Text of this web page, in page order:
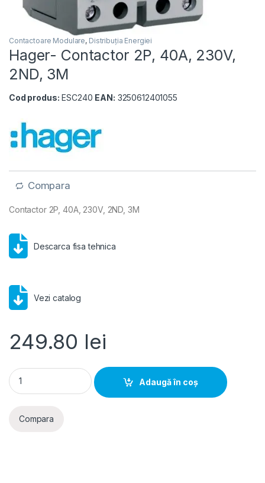
Contactoare Modulare, Distribuția Energiei
Hager- Contactor 2P, 40A, 230V,
2ND, 3M
Cod produs: ESC240 EAN: 3250612401055
Compara
Contactor 2P, 40A, 230V, 2ND, 3M
Descarca fisa tehnica
Vezi catalog
249.80 lei
Hager- Contactor 2P, 40A, 230V, 2ND, 3M quantity
Adaugă în coș
Compara